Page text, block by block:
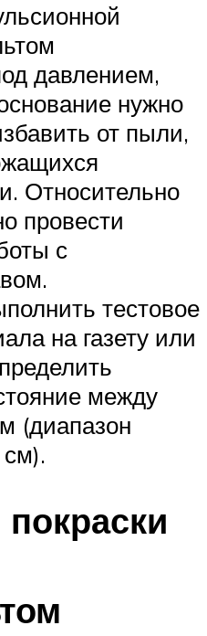
давлением,
нужно
от пыли,
Относительно
провести
с
тестовое
на газету или
между
(диапазон